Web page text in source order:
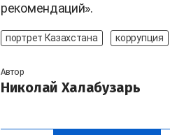
рекомендаций».
портрет Казахстана коррупция
Автор
Николай Халабузарь